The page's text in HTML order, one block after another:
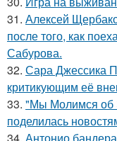
31. Алексей
после того, как
Сабурова.
32. Сара Джессика
критикующим её
33. "Мы Молимся об
поделилась